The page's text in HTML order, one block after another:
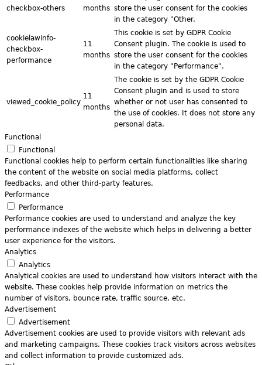
checkbox-others
months store the user consent for the cookies
in the category "Other.
cookielawinfo-
checkbox-
performance
11
months
This cookie is set by GDPR Cookie
Consent plugin. The cookie is used to
store the user consent for the cookies
in the category "Performance".
viewed_cookie_policy
11
months
The cookie is set by the GDPR Cookie
Consent plugin and is used to store
whether or not user has consented to
the use of cookies. It does not store any
personal data.
Functional
Functional
Functional cookies help to perform certain functionalities like sharing
the content of the website on social media platforms, collect
feedbacks, and other third-party features.
Performance
Performance
Performance cookies are used to understand and analyze the key
performance indexes of the website which helps in delivering a better
user experience for the visitors.
Analytics
Analytics
Analytical cookies are used to understand how visitors interact with the
website. These cookies help provide information on metrics the
number of visitors, bounce rate, traffic source, etc.
Advertisement
Advertisement
Advertisement cookies are used to provide visitors with relevant ads
and marketing campaigns. These cookies track visitors across websites
and collect information to provide customized ads.